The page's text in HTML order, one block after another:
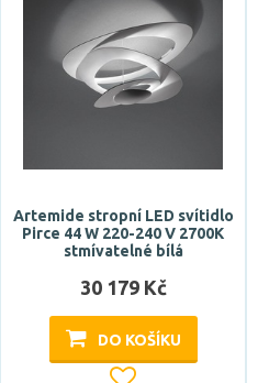
Artemide stropní LED svítidlo
Pirce 44 W 220-240 V 2700K
stmívatelné bílá
30 179 Kč
DO KOŠÍKU